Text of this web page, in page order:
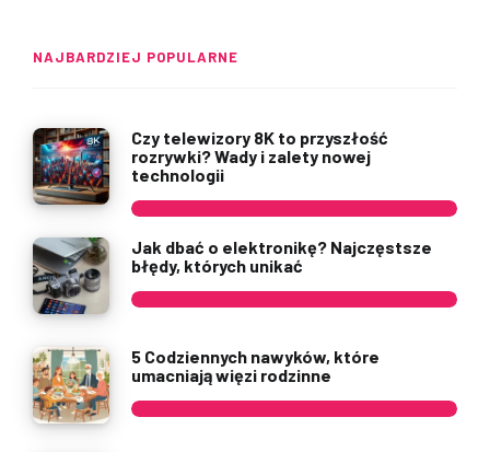
NAJBARDZIEJ POPULARNE
Czy telewizory 8K to przyszłość
rozrywki? Wady i zalety nowej
technologii
Jak dbać o elektronikę? Najczęstsze
błędy, których unikać
5 Codziennych nawyków, które
umacniają więzi rodzinne